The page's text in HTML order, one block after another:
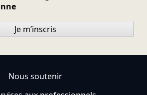
Je m’inscris
Nous soutenir